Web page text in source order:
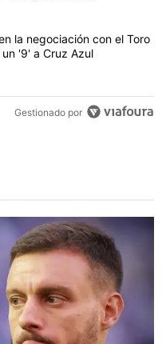
más comentarios en los
Damm cuestionó la
grandeza de Cruz Azul con
del pasado"
"Revelan un detalle clave
la negociación con el Toro